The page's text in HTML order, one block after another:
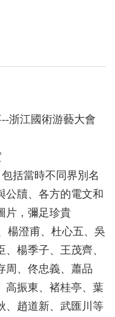
浙江國術游藝大會
括當時不同界別名
公牘、各方的電文和
片，彌足珍貴
楊澄甫、杜心五、吳
楊季子、王茂齊、
周、佟忠義、蕭品
高振東、褚桂亭、葉
、趙道新、武匯川等